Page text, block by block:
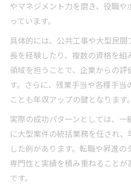
やマネジメント力を磨き、役職
っています。
具体的には、公共工事や大型民
長を経験したり、複数の資格を
領域を担うことで、企業からの評
す。さらに、残業手当や各種手
ことも年収アップの鍵となります。
実際の成功パターンとしては、
に大型案件の統括業務を任され
した例があります。転職や昇進の
専門性と実績を積み重ねること
です。